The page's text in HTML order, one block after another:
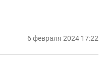
6 февраля 2024 17:22